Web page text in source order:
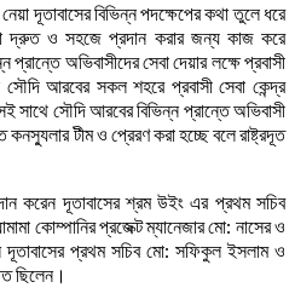
দূতাবাসের বিভিন্ন পদক্ষেপের কথা তুলে ধরে
দ্রুত ও সহজে প্রদান করার জন্য কাজ করে
অভিবাসীদের সেবা দেয়ার লক্ষে প্রবাসী
আরবের সকল শহরে প্রবাসী সেবা কেন্দ্র
সাথে সৌদি আরবের বিভিন্ন প্রান্তে অভিবাসী
কনস্যুলার টীম ও প্রেরণ করা হচ্ছে বলে রাষ্ট্রদূত
করেন দূতাবাসের শ্রম উইং এর প্রথম সচিব
কোম্পানির প্রজেক্ট ম্যানেজার মো: নাসের ও
দূতাবাসের প্রথম সচিব মো: সফিকুল ইসলাম ও
ছিলেন।